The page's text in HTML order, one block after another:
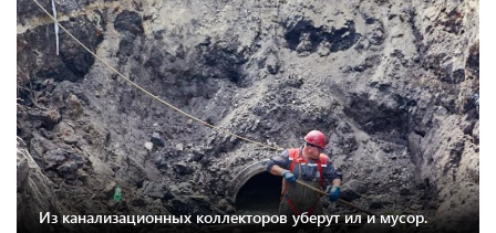
Из канализационных коллекторов уберут ил и мусор.